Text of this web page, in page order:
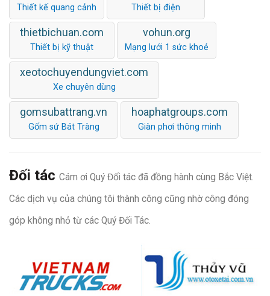
Thiết kế quang cảnh Thiết bị điện
thietbichuan.com
Thiết bị kỹ thuật
vohun.org
Mạng lưới 1 sức khoẻ
xeotochuyendungviet.com
Xe chuyên dùng
gomsubattrang.vn
Gốm sứ Bát Tràng
hoaphatgroups.com
Giàn phơi thông minh
Đối tác Cám ơi Quý Đối tác đã đồng hành cùng Bắc Việt.
Các dịch vụ của chúng tôi thành công cũng nhờ công đóng
góp không nhỏ từ các Quý Đối Tác.